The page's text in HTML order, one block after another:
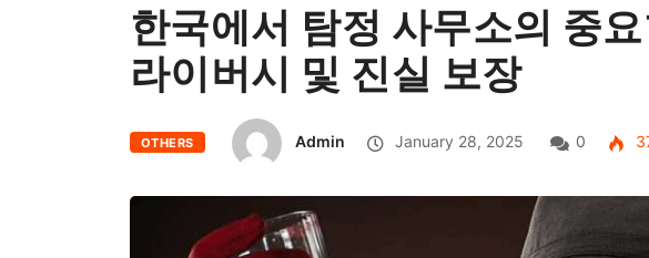
한국에서 탐정 사무소의 중
라이버시 및 진실 보장
OTHERS Admin January 28, 2025 0